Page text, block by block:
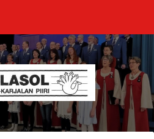
Sulasolin Etelä-Karjalan piiri ry